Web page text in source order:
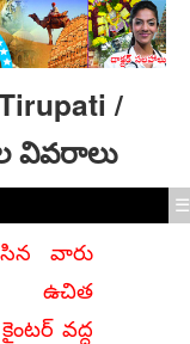
/
వివరాలు
☰
వారు
ఉచిత
వద్ద